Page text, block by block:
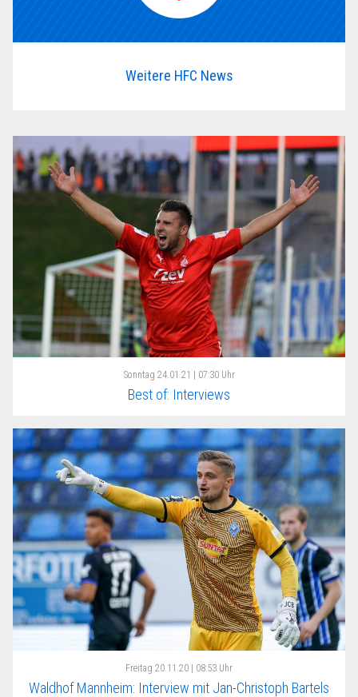
Weitere HFC News
Sonntag 24.01.21 | 07:30 Uhr
Best of: Interviews
Freitag 20.11.20 | 08:53 Uhr
Waldhof Mannheim: Interview mit Jan-Christoph Bartels